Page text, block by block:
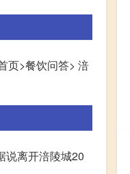
页>餐饮问答> 涪
说离开涪陵城20